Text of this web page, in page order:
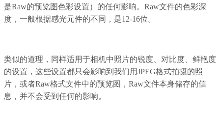
是Raw的预览图色彩设置）的任何影响。Raw文件的色彩深
度，一般根据感光元件的不同，是12-16位。
类似的道理，同样适用于相机中照片的锐度、对比度、鲜艳度
的设置，这些设置都只会影响到我们用JPEG格式拍摄的照
片，或者Raw格式文件中的预览图，Raw文件本身储存的信
息，并不会受到任何的影响。